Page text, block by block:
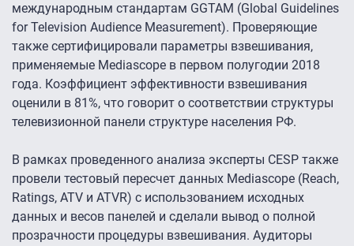
международным стандартам GGTAM (Global Guidelines
for Television Audience Measurement). Проверяющие
также сертифицировали параметры взвешивания,
применяемые Mediascope в первом полугодии 2018
года. Коэффициент эффективности взвешивания
оценили в 81%, что говорит о соответствии структуры
телевизионной панели структуре населения РФ.
В рамках проведенного анализа эксперты CESP также
провели тестовый пересчет данных Mediascope (Reach,
Ratings, ATV и ATVR) с использованием исходных
данных и весов панелей и сделали вывод о полной
прозрачности процедуры взвешивания. Аудиторы